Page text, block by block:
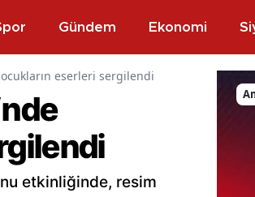
Gündem Ekonomi
eserleri sergilendi
etkinliğinde, resim